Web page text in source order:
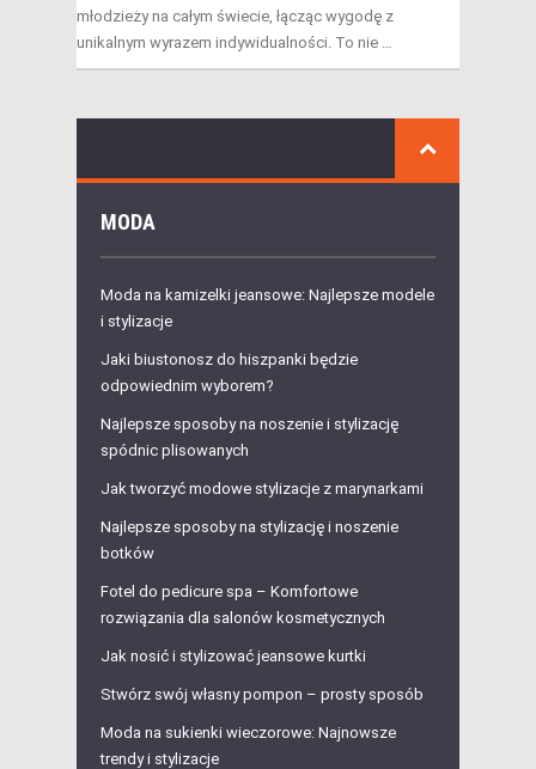
młodzieży na całym świecie, łącząc wygodę z
unikalnym wyrazem indywidualności. To nie …
MODA
Moda na kamizelki jeansowe: Najlepsze modele
i stylizacje
Jaki biustonosz do hiszpanki będzie
odpowiednim wyborem?
Najlepsze sposoby na noszenie i stylizację
spódnic plisowanych
Jak tworzyć modowe stylizacje z marynarkami
Najlepsze sposoby na stylizację i noszenie
botków
Fotel do pedicure spa – Komfortowe
rozwiązania dla salonów kosmetycznych
Jak nosić i stylizować jeansowe kurtki
Stwórz swój własny pompon – prosty sposób
Moda na sukienki wieczorowe: Najnowsze
trendy i stylizacje